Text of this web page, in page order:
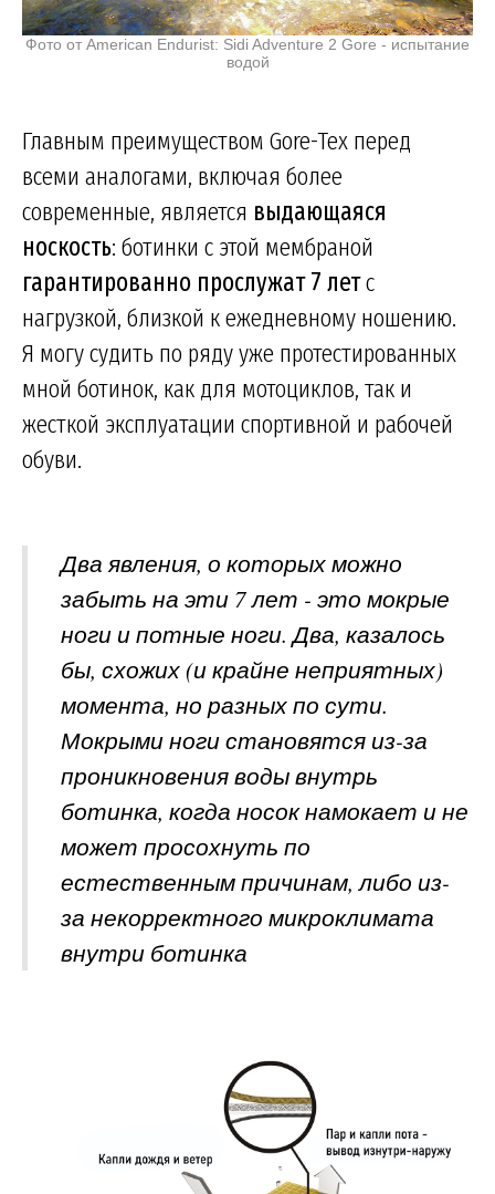
Фото от American Endurist: Sidi Adventure 2 Gore - испытание
водой
Главным преимуществом Gore-Tex перед
всеми аналогами, включая более
современные, является выдающаяся
носкость: ботинки с этой мембраной
гарантированно прослужат 7 летс
нагрузкой, близкой к ежедневному ношению.
Я могу судить по ряду уже протестированных
мной ботинок, как для мотоциклов, так и
жесткой эксплуатации спортивной и рабочей
обуви.
Два явления, о которых можно
забыть на эти 7 лет - это мокрые
ноги и потные ноги. Два, казалось
бы, схожих (и крайне неприятных)
момента, но разных по сути.
Мокрыми ноги становятся из-за
проникновения воды внутрь
ботинка, когда носок намокает и не
может просохнуть по
естественным причинам, либо из-
за некорректного микроклимата
внутри ботинка